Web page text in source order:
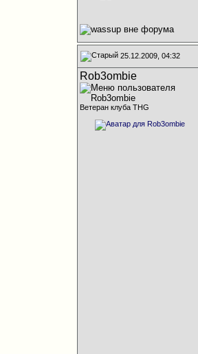
25.12.2009, 04:32
Rob3ombie
Ветеран клуба THG